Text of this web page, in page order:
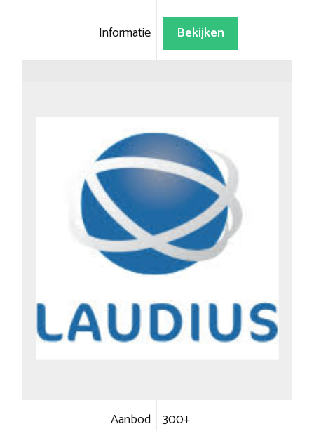
Informatie Bekijken
Aanbod 300+